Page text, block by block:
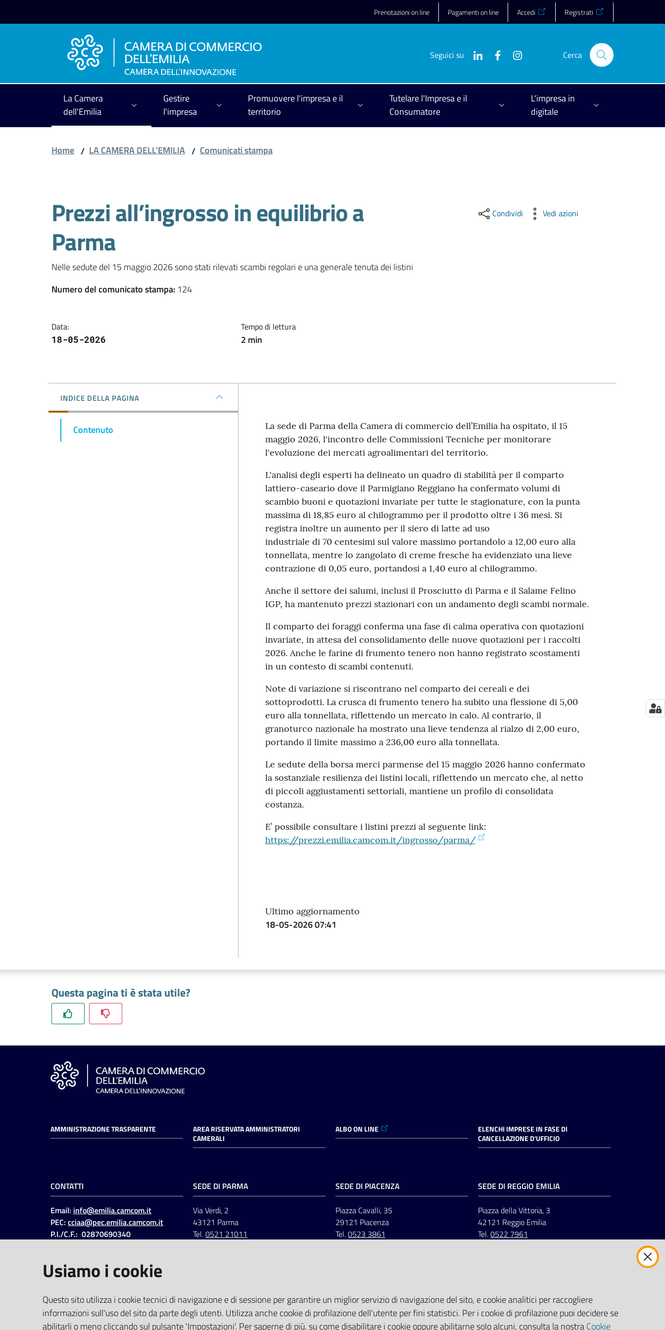
Prenotazioni on line Pagamenti on line Accedi Registrati
Seguici su Cerca
La Camera
dell'Emilia
Gestire
l'impresa
Promuovere l'impresa e il
territorio
Tutelare l'Impresa e il
Consumatore
L'impresa in
digitale
Home / LA CAMERA DELL'EMILIA / Comunicati stampa
Prezzi all’ingrosso in equilibrio a
Parma
Nelle sedute del 15 maggio 2026 sono stati rilevati scambi regolari e una generale tenuta dei listini
Numero del comunicato stampa: 124
Data:
18-05-2026
Tempo di lettura
2 min
Condividi Vedi azioni
INDICE DELLA PAGINA
Contenuto
La sede di Parma della Camera di commercio dell’Emilia ha ospitato, il 15
maggio 2026, l'incontro delle Commissioni Tecniche per monitorare
l'evoluzione dei mercati agroalimentari del territorio.
L'analisi degli esperti ha delineato un quadro di stabilità per il comparto
lattiero-caseario dove il Parmigiano Reggiano ha confermato volumi di
scambio buoni e quotazioni invariate per tutte le stagionature, con la punta
massima di 18,85 euro al chilogrammo per il prodotto oltre i 36 mesi. Si
registra inoltre un aumento per il siero di latte ad uso
industriale di 70 centesimi sul valore massimo portandolo a 12,00 euro alla
tonnellata, mentre lo zangolato di creme fresche ha evidenziato una lieve
contrazione di 0,05 euro, portandosi a 1,40 euro al chilogrammo.
Anche il settore dei salumi, inclusi il Prosciutto di Parma e il Salame Felino
IGP, ha mantenuto prezzi stazionari con un andamento degli scambi normale.
Il comparto dei foraggi conferma una fase di calma operativa con quotazioni
invariate, in attesa del consolidamento delle nuove quotazioni per i raccolti
2026. Anche le farine di frumento tenero non hanno registrato scostamenti
in un contesto di scambi contenuti.
Note di variazione si riscontrano nel comparto dei cereali e dei
sottoprodotti. La crusca di frumento tenero ha subito una flessione di 5,00
euro alla tonnellata, riflettendo un mercato in calo. Al contrario, il
granoturco nazionale ha mostrato una lieve tendenza al rialzo di 2,00 euro,
portando il limite massimo a 236,00 euro alla tonnellata.
Le sedute della borsa merci parmense del 15 maggio 2026 hanno confermato
la sostanziale resilienza dei listini locali, riflettendo un mercato che, al netto
di piccoli aggiustamenti settoriali, mantiene un profilo di consolidata
costanza.
E’ possibile consultare i listini prezzi al seguente link:
https://prezzi.emilia.camcom.it/ingrosso/parma/
Ultimo aggiornamento
18-05-2026 07:41
Questa pagina ti è stata utile?
AMMINISTRAZIONE TRASPARENTE
AREA RISERVATA AMMINISTRATORI
CAMERALI
ALBO ON LINE
ELENCHI IMPRESE IN FASE DI
CANCELLAZIONE D'UFFICIO
CONTATTI
Email: info@emilia.camcom.it
PEC: cciaa@pec.emilia.camcom.it
P.I./C.F.: 02870690340
Codice IPA: ccem
SEDE DI PARMA
Via Verdi, 2
43121 Parma
Tel.0521 21011
SEDE DI PIACENZA
Piazza Cavalli, 35
29121 Piacenza
Tel.0523 3861
SEDE DI REGGIO EMILIA
Piazza della Vittoria, 3
42121 Reggio Emilia
Tel.0522 7961
SOCIAL
LinkedinFacebookInstagram
Usiamo i cookie
Questo sito utilizza i cookie tecnici di navigazione e di sessione per garantire un miglior servizio di navigazione del sito, e cookie analitici per raccogliere
informazioni sull'uso del sito da parte degli utenti. Utilizza anche cookie di profilazione dell'utente per fini statistici. Per i cookie di profilazione puoi decidere se
abilitarli o meno cliccando sul pulsante 'Impostazioni'. Per saperne di più, su come disabilitare i cookie oppure abilitarne solo alcuni, consulta la nostraCookie